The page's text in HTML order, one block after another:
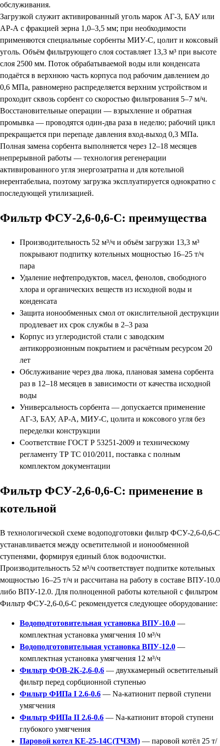
обслуживания.
Загрузкой служит активированный уголь марок АГ-3, БАУ или
АР-А с фракцией зерна 1,0–3,5 мм; при необходимости
применяются специальные сорбенты МИУ-С, цолит и коксовый
уголь. Объём фильтрующего слоя составляет 13,3 м³ при высоте
слоя 2500 мм. Поток обрабатываемой воды или конденсата
подаётся в верхнюю часть корпуса под рабочим давлением до
0,6 МПа, равномерно распределяется верхним устройством и
проходит сквозь сорбент со скоростью фильтрования 5–7 м/ч.
Восстановительные операции — взрыхление и обратная
промывка — проводятся один-два раза в неделю; рабочий цикл
прекращается при перепаде давления вход-выход 0,3 МПа.
Полная замена сорбента выполняется через 12–18 месяцев
непрерывной работы — технология регенерации
активированного угля энергозатратна и для котельной
нерентабельна, поэтому загрузка эксплуатируется однократно с
последующей утилизацией.
Фильтр ФСУ-2,6-0,6-С: преимущества
Производительность 52 м³/ч и объём загрузки 13,3 м³
покрывают подпитку котельных мощностью 16–25 т/ч
пара
Удаление нефтепродуктов, масел, фенолов, свободного
хлора и органических веществ из исходной воды и
конденсата
Защита ионообменных смол от окислительной деструкции
продлевает их срок службы в 2–3 раза
Корпус из углеродистой стали с заводским
антикоррозионным покрытием и расчётным ресурсом 20
лет
Обслуживание через два люка, плановая замена сорбента
раз в 12–18 месяцев в зависимости от качества исходной
воды
Универсальность сорбента — допускается применение
АГ-3, БАУ, АР-А, МИУ-С, цолита и коксового угля без
переделки конструкции
Соответствие ГОСТ Р 53251-2009 и техническому
регламенту ТР ТС 010/2011, поставка с полным
комплектом документации
Фильтр ФСУ-2,6-0,6-С: применение в
котельной
В технологической схеме водоподготовки фильтр ФСУ-2,6-0,6-С
устанавливается между осветительной и ионообменной
ступенями, формируя единый блок водоочистки.
Производительность 52 м³/ч соответствует подпитке котельных
мощностью 16–25 т/ч и рассчитана на работу в составе ВПУ-10.0
либо ВПУ-12.0. Для полноценной работы котельной с фильтром
Фильтр ФСУ-2,6-0,6-С рекомендуется следующее оборудование:
Водоподготовительная установка ВПУ-10.0 —
комплектная установка умягчения 10 м³/ч
Водоподготовительная установка ВПУ-12.0 —
комплектная установка умягчения 12 м³/ч
Фильтр ФОВ-2К-2,6-0,6 — двухкамерный осветительный
фильтр перед сорбционной ступенью
Фильтр ФИПа I 2.6-0.6 — Na-катионит первой ступени
умягчения
Фильтр ФИПа II 2.6-0.6 — Na-катионит второй ступени
глубокого умягчения
Паровой котел КЕ-25-14С(ТЧЗМ) — паровой котёл 25 т/